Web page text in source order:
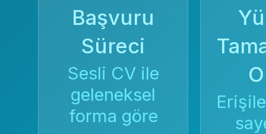
Başvuru
Süreci
Sesli CV ile
geleneksel
forma göre